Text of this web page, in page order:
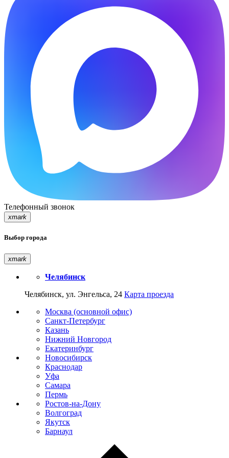
Телефонный звонок
xmark
Выбор города
xmark
Челябинск
Челябинск, ул. Энгельса, 24 Карта проезда
Москва (основной офис)
Санкт-Петербург
Казань
Нижний Новгород
Екатеринбург
Новосибирск
Краснодар
Уфа
Самара
Пермь
Ростов-на-Дону
Волгоград
Якутск
Барнаул